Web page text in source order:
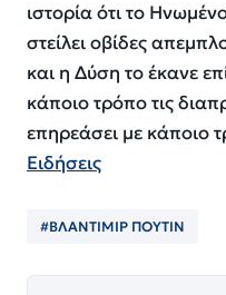
ιστορία ότι το
στείλει οβίδες
και η Δύση το έκανε
κάποιο τρόπο τις
επηρεάσει με κάποιο
Ειδήσεις
#ΒΛΑΝΤΙΜΙΡ ΠΟΥΤΙΝ